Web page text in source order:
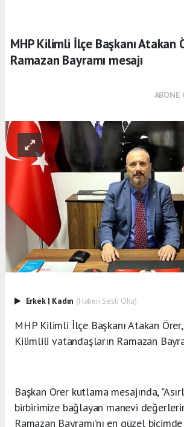
MHP Kilimli İlçe Başkanı Atakan
Ramazan Bayramı mesajı
ABONE
Erkek | Kadın (Haberi Sesli Oku)
MHP Kilimli İlçe Başkanı Atakan
Kilimlili vatandaşların Ramazan
Başkan Örer kutlama mesajında,
birbirimize bağlayan manevi
Ramazan Bayramı’nı en güzel